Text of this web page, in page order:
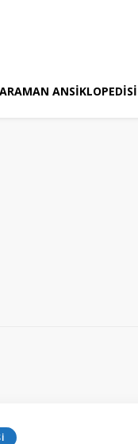
ANSIKLOPEDISI